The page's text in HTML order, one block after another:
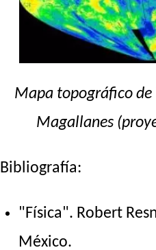
Mapa topográfico de
Magallanes
Bibliografía:
"Física". Robert
México.